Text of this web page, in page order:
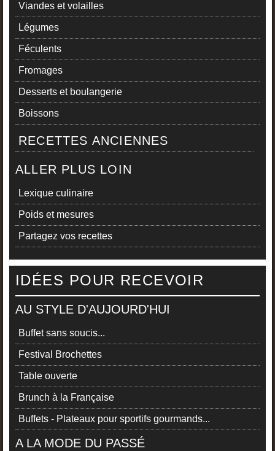
Viandes et volailles
Légumes
Féculents
Fromages
Desserts et boulangerie
Boissons
RECETTES ANCIENNES
ALLER PLUS LOIN
Lexique culinaire
Poids et mesures
Partagez vos recettes
IDÉES POUR RECEVOIR
AU STYLE D'AUJOURD'HUI
Buffet sans soucis...
Festival Brochettes
Table ouverte
Brunch à la Française
Buffets - Plateaux pour sportifs gourmands...
A LA MODE DU PASSÉ